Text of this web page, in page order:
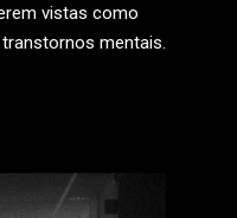
vistas como
mentais.